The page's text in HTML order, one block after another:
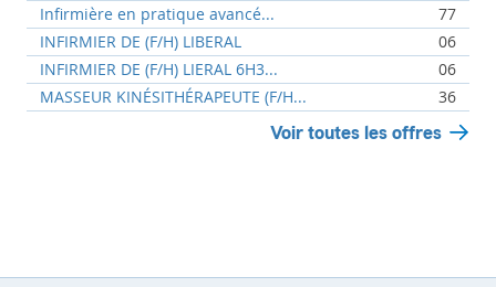
Infirmière en pratique avancé...
77
INFIRMIER DE (F/H) LIBERAL
06
INFIRMIER DE (F/H) LIERAL 6H3...
06
MASSEUR KINÉSITHÉRAPEUTE (F/H...
36
Voir toutes les offres